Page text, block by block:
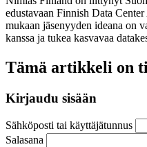
edustavaan Finnish Data
mukaan jäsenyyden ideana on
kanssa ja tukea kasvavaa
Tämä artikkeli on
Kirjaudu sisään
Sähköposti tai käyttäjätunnus
Salasana